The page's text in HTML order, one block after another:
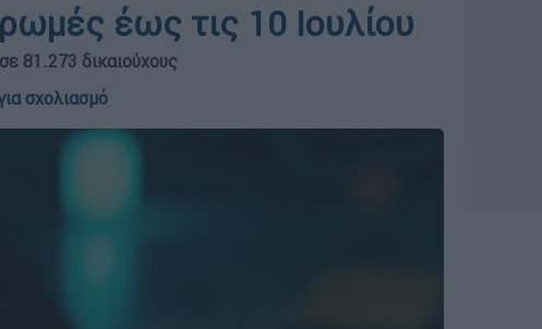
έως τις 10 Ιουλίου
81.273 δικαιούχους
σχολιασμό